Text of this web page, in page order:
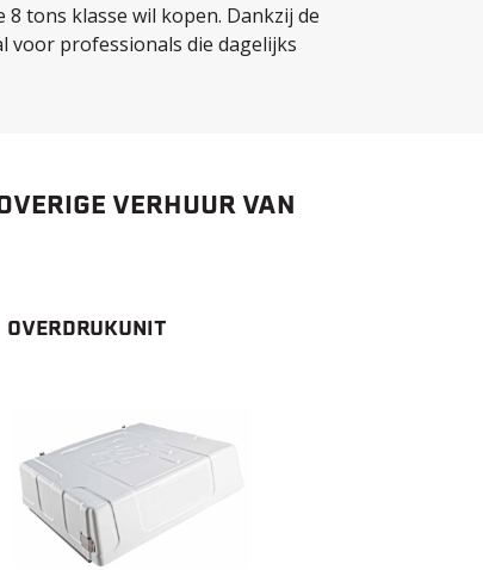
tons klasse wil kopen. Dankzij de
voor professionals die dagelijks
VERHUUR VAN
OVERDRUKUNIT